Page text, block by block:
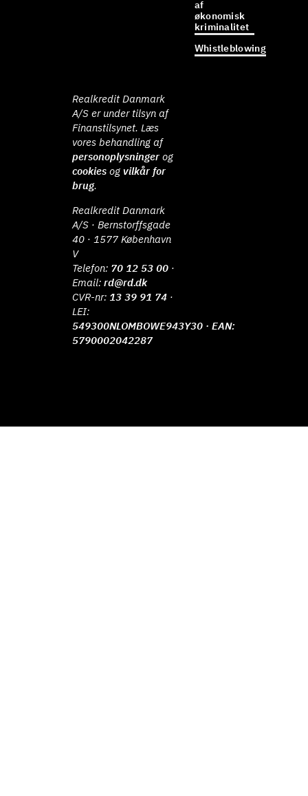
af
økonomisk
kriminalitet
Whistleblowing
Realkredit Danmark
A/S er under tilsyn af
Finanstilsynet. Læs
vores behandling af
personoplysninger og
cookies ogvilkår for
brug.
Realkredit Danmark
A/S · Bernstorffsgade
40 · 1577 København
V
Telefon: 70 12 53 00 ·
Email:rd@rd.dk
CVR-nr: 13 39 91 74 ·
LEI:
549300NLOMBOWE943Y30 · EAN:
5790002042287